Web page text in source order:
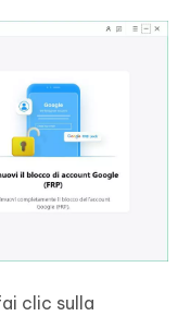
clic sulla